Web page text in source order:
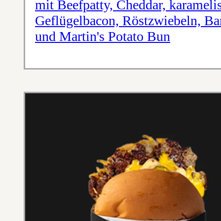
mit Beefpatty, Cheddar,
Geflügelbacon, Röstzwiebeln,
und Martin's Potato Bun